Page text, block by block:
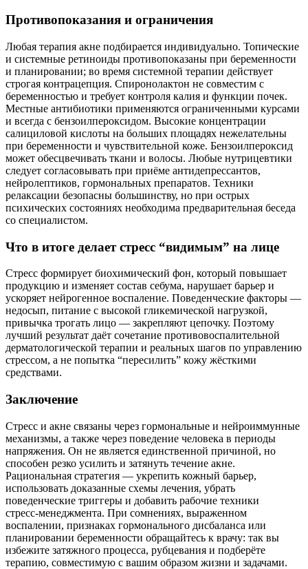
Противопоказания и ограничения
Любая терапия акне подбирается индивидуально. Топические
и системные ретиноиды противопоказаны при беременности
и планировании; во время системной терапии действует
строгая контрацепция. Спиронолактон не совместим с
беременностью и требует контроля калия и функции почек.
Местные антибиотики применяются ограниченными курсами
и всегда с бензоилпероксидом. Высокие концентрации
салициловой кислоты на больших площадях нежелательны
при беременности и чувствительной коже. Бензоилпероксид
может обесцвечивать ткани и волосы. Любые нутрицевтики
следует согласовывать при приёме антидепрессантов,
нейролептиков, гормональных препаратов. Техники
релаксации безопасны большинству, но при острых
психических состояниях необходима предварительная беседа
со специалистом.
Что в итоге делает стресс “видимым” на лице
Стресс формирует биохимический фон, который повышает
продукцию и изменяет состав себума, нарушает барьер и
ускоряет нейрогенное воспаление. Поведенческие факторы —
недосып, питание с высокой гликемической нагрузкой,
привычка трогать лицо — закрепляют цепочку. Поэтому
лучший результат даёт сочетание противовоспалительной
дерматологической терапии и реальных шагов по управлению
стрессом, а не попытка “пересилить” кожу жёсткими
средствами.
Заключение
Стресс и акне связаны через гормональные и нейроиммунные
механизмы, а также через поведение человека в периоды
напряжения. Он не является единственной причиной, но
способен резко усилить и затянуть течение акне.
Рациональная стратегия — укрепить кожный барьер,
использовать доказанные схемы лечения, убрать
поведенческие триггеры и добавить рабочие техники
стресс‑менеджмента. При сомнениях, выраженном
воспалении, признаках гормонального дисбаланса или
планировании беременности обращайтесь к врачу: так вы
избежите затяжного процесса, рубцевания и подберёте
терапию, совместимую с вашим образом жизни и задачами.